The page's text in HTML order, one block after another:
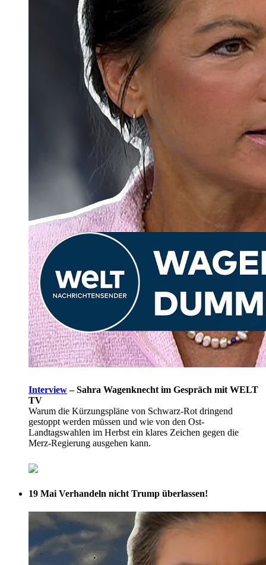
Interview– Sahra Wagenknecht im Gespräch mit WELT
TV
Warum die Kürzungspläne von Schwarz-Rot dringend
gestoppt werden müssen und wie von den Ost-
Landtagswahlen im Herbst ein klares Zeichen gegen die
Merz-Regierung ausgehen kann.
19 Mai Verhandeln nicht Trump überlassen!